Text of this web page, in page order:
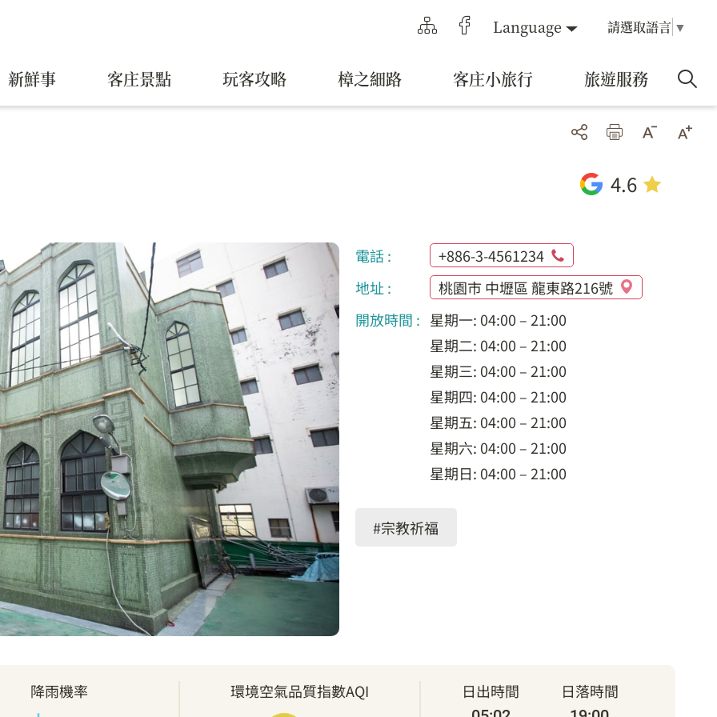
Language 請選取語言 ▼
新鮮事 客庄景點 玩客攻略 樟之細路 客庄小旅行 旅遊服務
4.6
電話 :
+886-3-4561234
地址 :
桃園市 中壢區 龍東路216號
開放時間 : 星期一: 04:00 – 21:00
星期二: 04:00 – 21:00
星期三: 04:00 – 21:00
星期四: 04:00 – 21:00
星期五: 04:00 – 21:00
星期六: 04:00 – 21:00
星期日: 04:00 – 21:00
#宗教祈福
降雨機率 環境空氣品質指數AQI 日出時間 日落時間